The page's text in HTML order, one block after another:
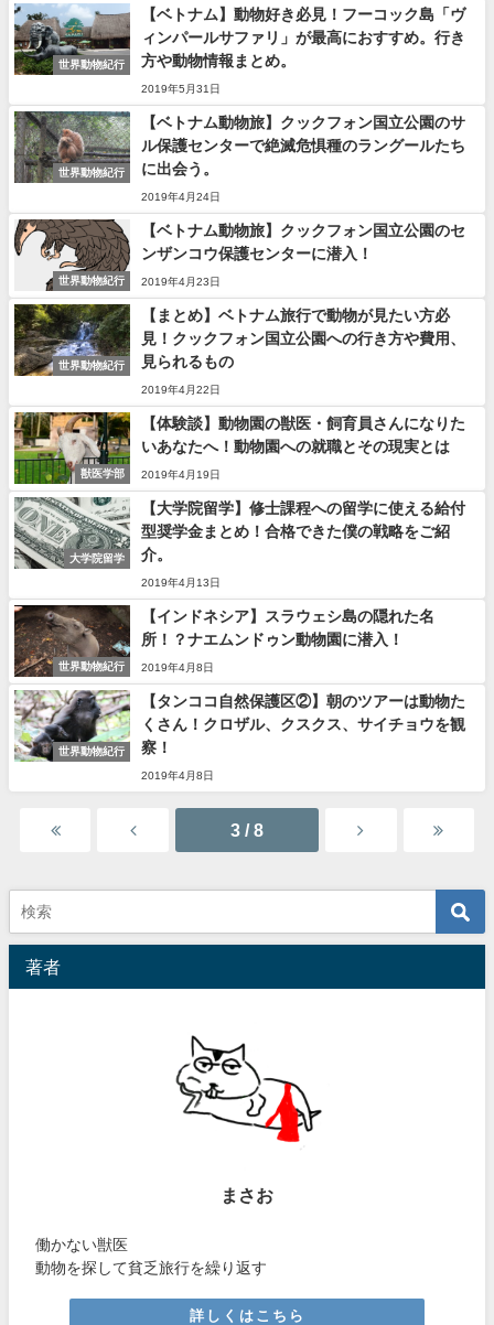
世界動物紀行
【ベトナム】動物好き必見！フーコック島「ヴ
ィンパールサファリ」が最高におすすめ。行き
方や動物情報まとめ。
2019年5月31日
世界動物紀行
【ベトナム動物旅】クックフォン国立公園のサ
ル保護センターで絶滅危惧種のラングールたち
に出会う。
2019年4月24日
世界動物紀行
【ベトナム動物旅】クックフォン国立公園のセ
ンザンコウ保護センターに潜入！
2019年4月23日
世界動物紀行
【まとめ】ベトナム旅行で動物が見たい方必
見！クックフォン国立公園への行き方や費用、
見られるもの
2019年4月22日
獣医学部
【体験談】動物園の獣医・飼育員さんになりた
いあなたへ！動物園への就職とその現実とは
2019年4月19日
大学院留学
【大学院留学】修士課程への留学に使える給付
型奨学金まとめ！合格できた僕の戦略をご紹
介。
2019年4月13日
世界動物紀行
【インドネシア】スラウェシ島の隠れた名
所！？ナエムンドゥン動物園に潜入！
2019年4月8日
世界動物紀行
【タンココ自然保護区②】朝のツアーは動物た
くさん！クロザル、クスクス、サイチョウを観
察！
2019年4月8日
3 / 8
著者
まさお
働かない獣医
動物を探して貧乏旅行を繰り返す
詳しくはこちら